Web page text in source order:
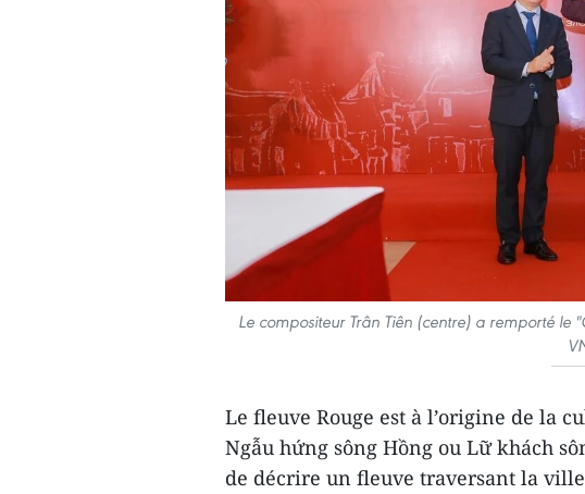
Le compositeur Trân Tiên (centre) a remporté le
Le fleuve Rouge est à l’origine de la
Ngẫu hứng sông Hồng ou Lữ khách
de décrire un fleuve traversant la